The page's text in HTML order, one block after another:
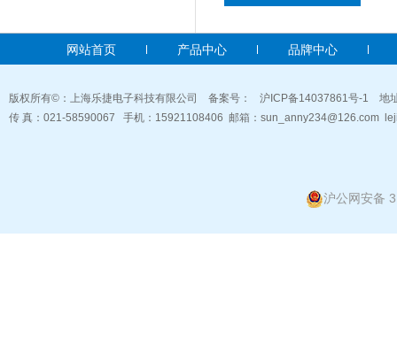
网站首页 产品中心 品牌中心
版权所有©：上海乐捷电子科技有限公司 备案号： 沪ICP备14037861号-1 地
传 真：021-58590067 手机：15921108406 邮箱： sun_anny234@126.com
沪公网安备